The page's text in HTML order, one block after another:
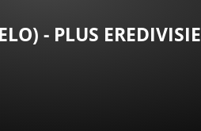
- PLUS